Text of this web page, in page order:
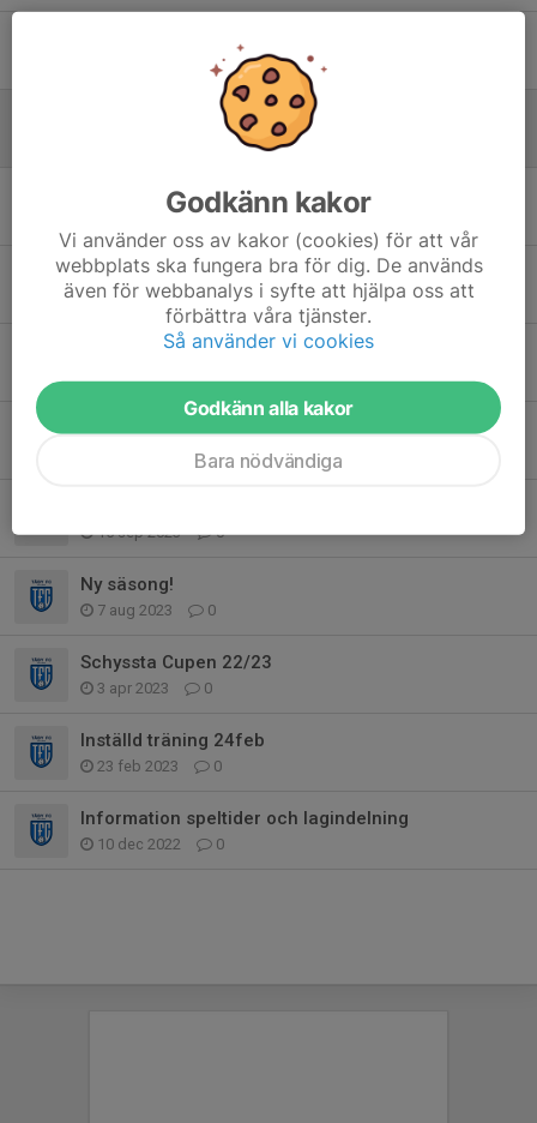
0
Inställd träning 25:e oktober
Viktig information inför nya säsongen
27 aug 2024
Kvällens träning 10/5 inställd
10 maj 2024 0
Träningar i maj
0
15 sep 2023 0
Ny säsong!
7 aug 2023 0
Schyssta Cupen 22/23
3 apr 2023 0
Inställd träning 24feb
23 feb 2023 0
Information speltider och lagindelning
10 dec 2022 0
Godkänn kakor
Vi använder oss av kakor (cookies) för att vår
webbplats ska fungera bra för dig. De används
även för webbanalys i syfte att hjälpa oss att
förbättra våra tjänster.
Så använder vi cookies
Godkänn alla kakor
Bara nödvändiga